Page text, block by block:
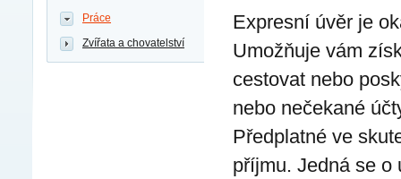
Expresní úvěr je
Umožňuje vám
cestovat nebo
nebo nečekané
Předplatné ve
příjmu. Jedná se o
Práce
Zvířata a chovatelství